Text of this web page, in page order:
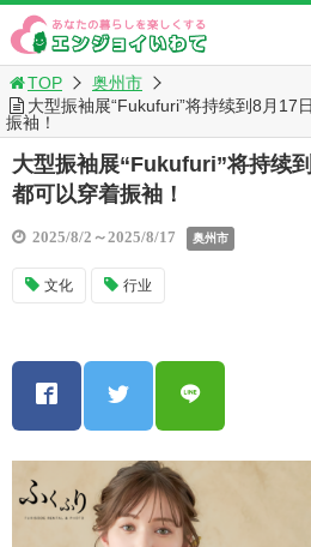
TOP
奥州市
大型振袖展“Fukufuri”将持续到8月17
振袖！
大型振袖展“Fukufuri”将持续
都可以穿着振袖！
2025/8/2～2025/8/17 奥州市
文化 行业